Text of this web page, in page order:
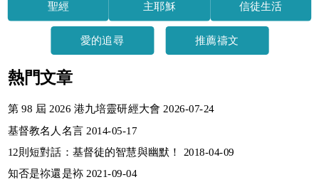
聖經 主耶穌 信徒生活
愛的追尋 推薦禱文
熱門文章
第 98 屆 2026 港九培靈研經大會 2026-07-24
基督教名人名言 2014-05-17
12則短對話：基督徒的智慧與幽默！ 2018-04-09
知否是祢還是袮 2021-09-04